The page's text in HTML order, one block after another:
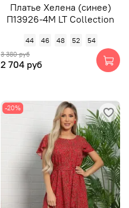
Платье Хелена (синее)
П13926-4М LT Collection
44 46 48 52 54
3 380 руб
2 704 руб
-20%